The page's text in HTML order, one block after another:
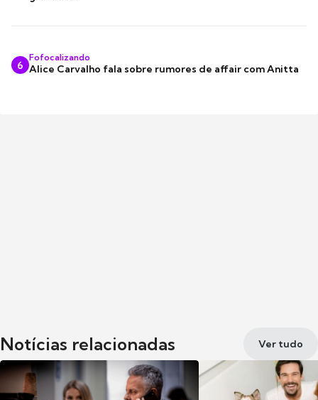
6
Fofocalizando
Alice Carvalho fala sobre rumores de affair com Anitta
Notícias relacionadas Ver tudo